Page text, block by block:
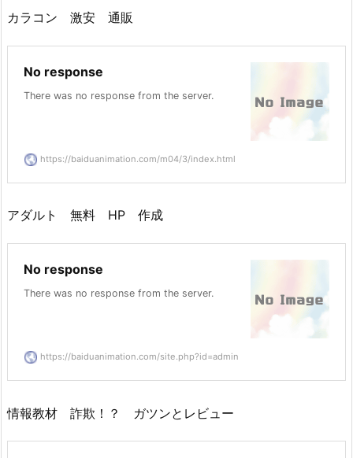
カラコン 激安 通販
No response
There was no response from the server.
https://baiduanimation.com/m04/3/index.html
アダルト 無料 HP 作成
No response
There was no response from the server.
https://baiduanimation.com/site.php?id=admin
情報教材 詐欺！？ ガツンとレビュー